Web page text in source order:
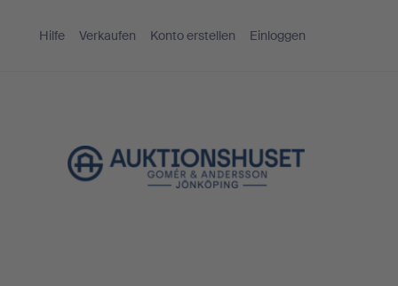
Hilfe Verkaufen Konto erstellen Einloggen